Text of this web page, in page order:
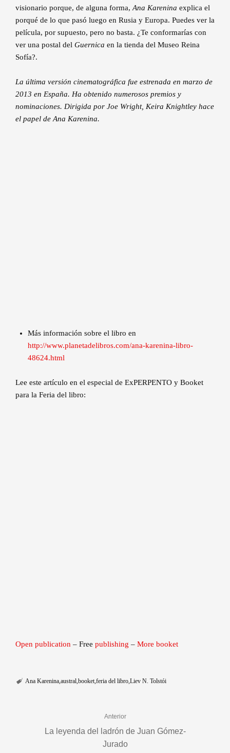
visionario porque, de alguna forma, Ana Karenina explica el
porqué de lo que pasó luego en Rusia y Europa. Puedes ver la
película, por supuesto, pero no basta. ¿Te conformarías con
ver una postal del Guernica en la tienda del Museo Reina
Sofía?.
La última versión cinematográfica fue estrenada en marzo de
2013 en España. Ha obtenido numerosos premios y
nominaciones. Dirigida por Joe Wright, Keira Knightley hace
el papel de Ana Karenina.
Más información sobre el libro en
http://www.planetadelibros.com/ana-karenina-libro-
48624.html
Lee este artículo en el especial de ExPERPENTO y Booket
para la Feria del libro:
Open publication – Free publishing – More booket
Ana Karenina austral booket feria del libro Liev N. Tolstói
Anterior
La leyenda del ladrón de Juan Gómez-
Jurado